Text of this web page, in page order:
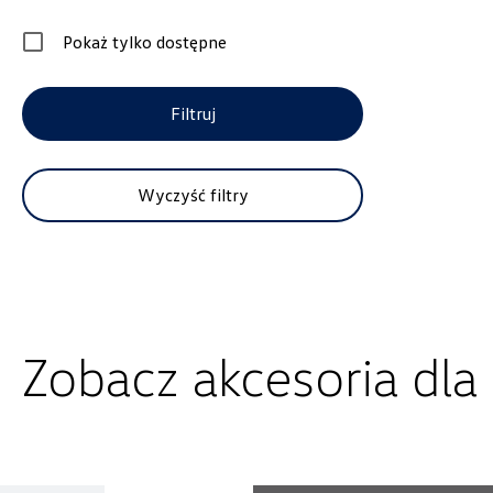
Pokaż tylko dostępne
Filtruj
Wyczyść filtry
Zobacz akcesoria dla
Wybierz dealera obsługującego
Alexas Car Service